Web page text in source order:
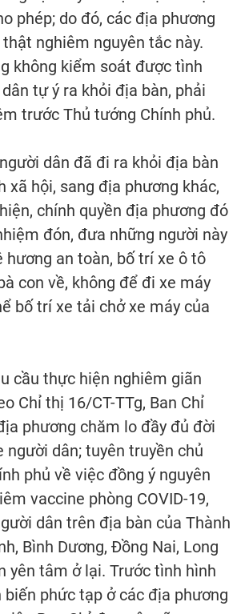
phép; do đó, các địa phương
nghiêm nguyên tắc này.
không kiểm soát được tình
tự ý ra khỏi địa bàn, phải
trước Thủ tướng Chính phủ.
dân đã đi ra khỏi địa bàn
xã hội, sang địa phương khác,
chính quyền địa phương đó
đón, đưa những người này
hương an toàn, bố trí xe ô tô
con về, không để đi xe máy
bố trí xe tải chở xe máy của
cầu thực hiện nghiêm giãn
Chỉ thị 16/CT-TTg, Ban Chỉ
phương chăm lo đầy đủ đời
người dân; tuyên truyền chủ
phủ về việc đồng ý nguyên
vaccine phòng COVID-19,
dân trên địa bàn của Thành
Bình Dương, Đồng Nai, Long
yên tâm ở lại. Trước tình hình
biến phức tạp ở các địa phương